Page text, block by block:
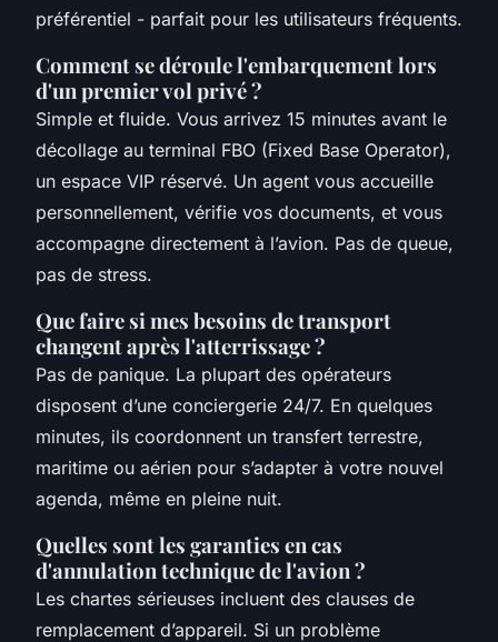
préférentiel - parfait pour les utilisateurs fréquents.
Comment se déroule l'embarquement lors
d'un premier vol privé ?
Simple et fluide. Vous arrivez 15 minutes avant le
décollage au terminal FBO (Fixed Base Operator),
un espace VIP réservé. Un agent vous accueille
personnellement, vérifie vos documents, et vous
accompagne directement à l’avion. Pas de queue,
pas de stress.
Que faire si mes besoins de transport
changent après l'atterrissage ?
Pas de panique. La plupart des opérateurs
disposent d’une conciergerie 24/7. En quelques
minutes, ils coordonnent un transfert terrestre,
maritime ou aérien pour s’adapter à votre nouvel
agenda, même en pleine nuit.
Quelles sont les garanties en cas
d'annulation technique de l'avion ?
Les chartes sérieuses incluent des clauses de
remplacement d’appareil. Si un problème